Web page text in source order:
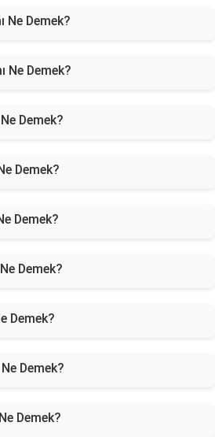
Ne Demek?
Ne Demek?
Demek?
Demek?
Demek?
Demek?
Demek?
Demek?
Demek?